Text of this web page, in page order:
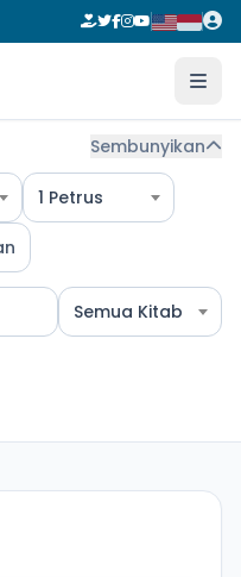
Sembunyikan
1 Petrus
Semua Kitab